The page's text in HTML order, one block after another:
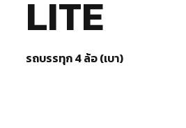
LITE
รถบรรทุก 4 ล้อ (เบา)